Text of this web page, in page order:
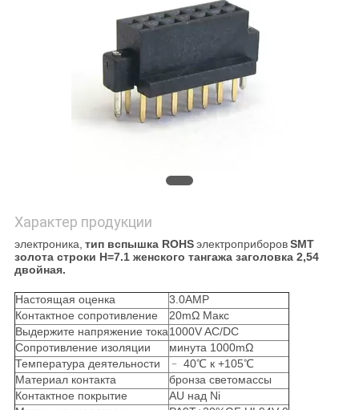
Характер продукции
электроника, тип вспышка ROHSэлектроприборовSMT
золота строки H=7.1 женского тангажа заголовка 2,54
двойная.
Настоящая оценка
3.0AMP
Контактное сопротивление
20mΩ Макс
Выдержите напряжение тока1000V AC/DC
Сопротивление изоляции
минута 1000mΩ
Температура деятельности
﹣ 40℃ к +105℃
Материал контакта
бронза светомассы
Контактное покрытие
AU над Ni